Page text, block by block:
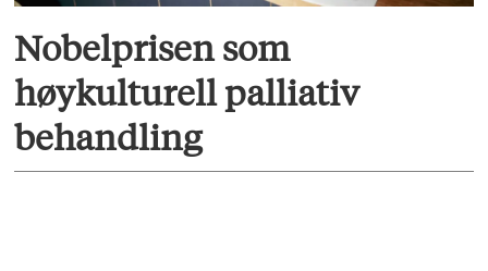
Nobelprisen som
høykulturell palliativ
behandling